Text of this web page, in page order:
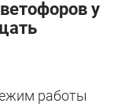
у
работы